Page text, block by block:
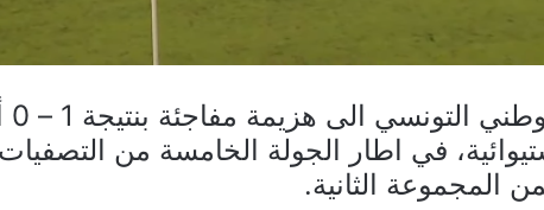
في اطار الجولة الخامسة من التصفيات
المجموعة الثانية.